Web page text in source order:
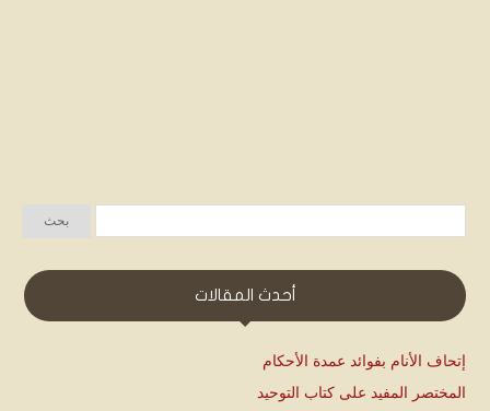
أحدث المقالات
إتحاف الأنام بفوائد عمدة الأحكام
المختصر المفيد على كتاب التوحيد